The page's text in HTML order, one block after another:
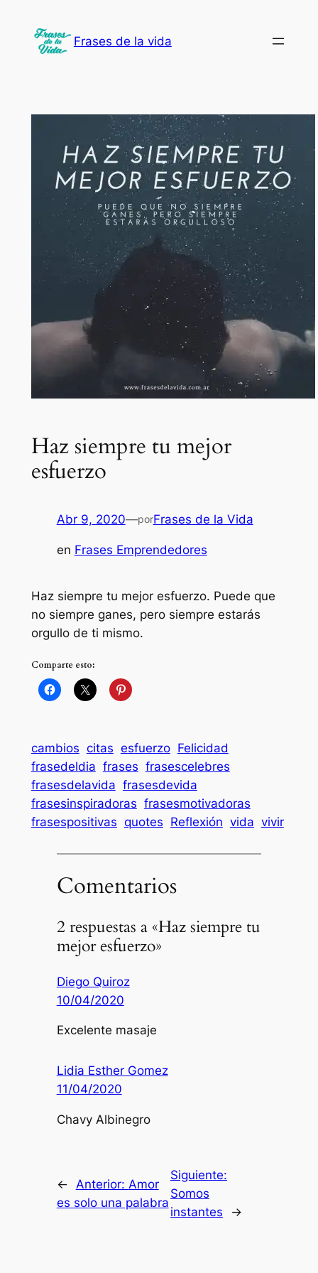
contenido
Frases de la vida
Haz siempre tu mejor
esfuerzo
Abr 9, 2020—porFrases de la Vida
en Frases Emprendedores
Haz siempre tu mejor esfuerzo. Puede que
no siempre ganes, pero siempre estarás
orgullo de ti mismo.
Comparte esto:
cambios citas esfuerzo Felicidad
frasedeldia frases frasescelebres
frasesdelavida frasesdevida
frasesinspiradoras frasesmotivadoras
frasespositivas quotes Reflexión vida vivir
Comentarios
2 respuestas a «Haz siempre tu
mejor esfuerzo»
Diego Quiroz
10/04/2020
Excelente masaje
Lidia Esther Gomez
11/04/2020
Chavy Albinegro
← Anterior: Amor
es solo una palabra
Siguiente:
Somos
instantes
→